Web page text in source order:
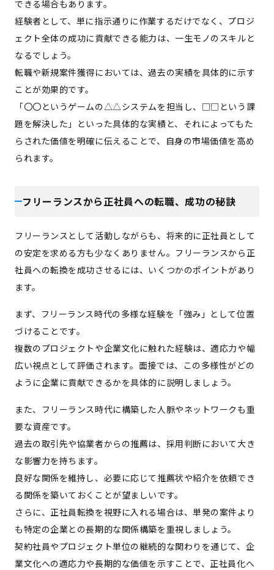
できる場合もあります。
経験者として、単に指示通りに作業するだけでなく、プロジ
ェクト全体の成功に貢献できる能力は、一生モノのスキルと
なるでしょう。
転職や新規案件獲得においては、過去の実績を具体的に示す
ことが効果的です。
「〇〇というゲームの△△システムを担当し、□□という課
題を解決した」といった具体的な実績と、それによってもた
らされた価値を明確に伝えることで、自身の市場価値を高め
られます。
フリーランスから正社員への転職、成功の秘訣
フリーランスとして活動しながらも、将来的に正社員として
の安定を求める方も少なくありません。フリーランスから正
社員への転換を成功させるには、いくつかのポイントがあり
ます。
まず、フリーランス時代の多様な経験を「強み」として位置
づけることです。
複数のプロジェクトや企業文化に触れた経験は、適応力や幅
広い視点として評価されます。面接では、この多様性がどの
ように企業に貢献できるかを具体的に説明しましょう。
また、フリーランス時代に構築した人脈やネットワークも重
要な資産です。
過去の取引先や協業者からの推薦は、採用判断において大き
な影響力を持ちます。
良好な関係を維持し、必要に応じて推薦状や紹介を依頼でき
る関係を築いておくことが望ましいです。
さらに、正社員転換を視野に入れる場合は、単発の案件より
も特定の企業との長期的な関係構築を重視しましょう。
契約社員やプロジェクト単位の継続的な関わりを通じて、企
業文化への適応力や長期的な価値を示すことで、正社員化へ